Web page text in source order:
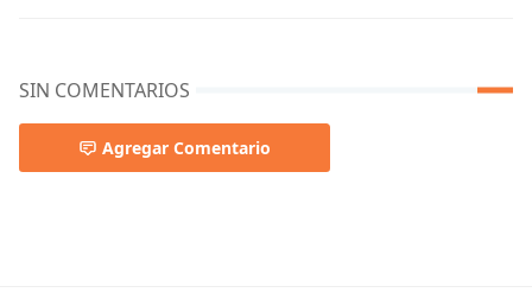
SIN COMENTARIOS
Agregar Comentario